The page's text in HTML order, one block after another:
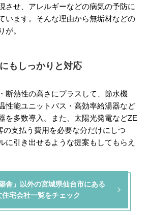
させ、アレルギーなどの病気の予防に
います。そんな理由から無垢材などの
が。
もしっかりと対応
断熱性の高さにプラスして、節水機
性能ユニットバス・高効率給湯器など
を多数導入。また、太陽光発電などZE
の支払う費用を必要な分だけにしつ
に引き出せるような提案もしてもらえ
舎」以外の宮城県仙台市にある
住宅会社一覧をチェック